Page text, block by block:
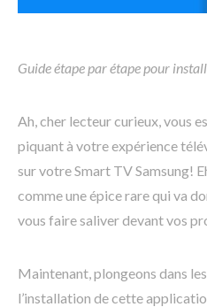
Guide étape par étape pour
Ah, cher lecteur curieux, vous
piquant à votre expérience
sur votre Smart TV Samsung!
comme une épice rare qui va
vous faire saliver devant vos
Maintenant, plongeons dans
l’installation de cette